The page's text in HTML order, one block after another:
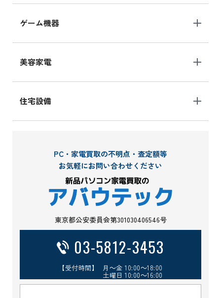
ゲーム機器
美容家電
住宅設備
PC・家電買取の不明点・査定額等
お気軽にお問い合わせください
東京都公安委員会第301030406546号
03-5812-3453
【受付時間】 月～金 10:00～18:00
土曜日 10:00～16:00